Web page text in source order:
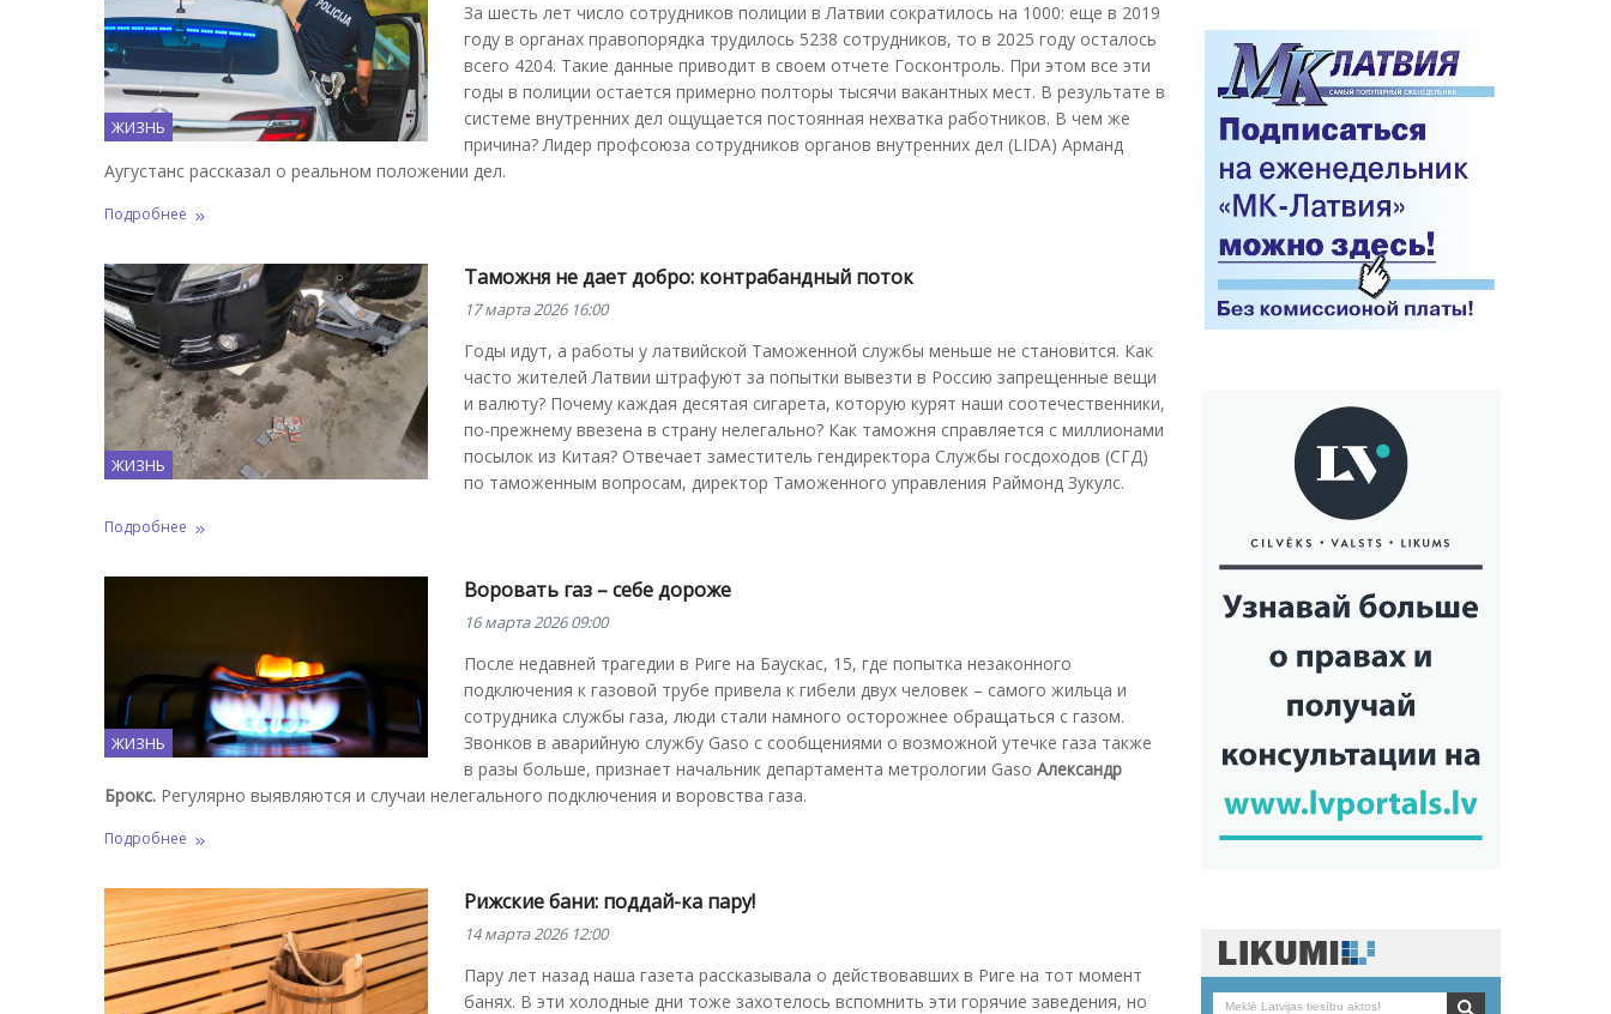
ЖИЗНЬ
За шесть лет число сотрудников полиции в Латвии сократилось на 1000: еще в 2019
году в органах правопорядка трудилось 5238 сотрудников, то в 2025 году осталось
всего 4204. Такие данные приводит в своем отчете Госконтроль. При этом все эти
годы в полиции остается примерно полторы тысячи вакантных мест. В результате в
системе внутренних дел ощущается постоянная нехватка работников. В чем же
причина? Лидер профсоюза сотрудников органов внутренних дел (LIDA) Арманд
Аугустанс рассказал о реальном положении дел.
Подробнее
ЖИЗНЬ
Таможня не дает добро: контрабандный поток
17 марта 2026 16:00
Годы идут, а работы у латвийской Таможенной службы меньше не становится. Как
часто жителей Латвии штрафуют за попытки вывезти в Россию запрещенные вещи
и валюту? Почему каждая десятая сигарета, которую курят наши соотечественники,
по-прежнему ввезена в страну нелегально? Как таможня справляется с миллионами
посылок из Китая? Отвечает заместитель гендиректора Службы госдоходов (СГД)
по таможенным вопросам, директор Таможенного управления Раймонд Зукулс.
Подробнее
ЖИЗНЬ
Воровать газ – себе дороже
16 марта 2026 09:00
После недавней трагедии в Риге на Баускас, 15, где попытка незаконного
подключения к газовой трубе привела к гибели двух человек – самого жильца и
сотрудника службы газа, люди стали намного осторожнее обращаться с газом.
Звонков в аварийную службу Gaso с сообщениями о возможной утечке газа также
в разы больше, признает начальник департамента метрологии Gaso Александр
Брокс. Регулярно выявляются и случаи нелегального подключения и воровства газа.
Подробнее
Рижские бани: поддай-ка пару!
14 марта 2026 12:00
Пару лет назад наша газета рассказывала о действовавших в Риге на тот момент
банях. В эти холодные дни тоже захотелось вспомнить эти горячие заведения, но